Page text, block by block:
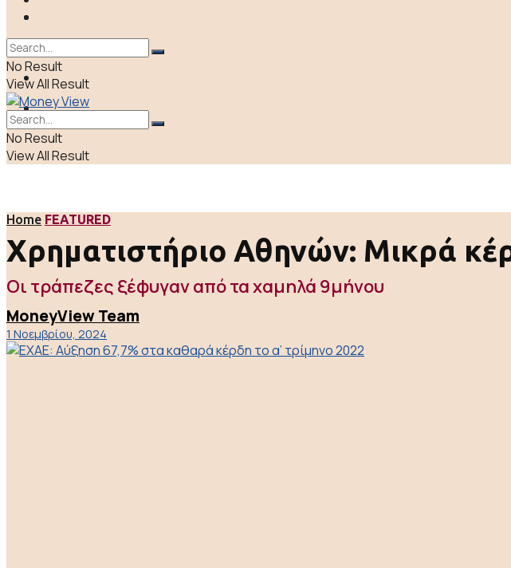
ΕΛΛΑΔΑ
ΑΠΟΨΕΙΣ
LIFE & CULTURE
No Result
View All Result
No Result
View All Result
Home FEATURED
Χρηματιστήριο Αθηνών: Μικρά
Οι τράπεζες ξέφυγαν από τα χαμηλά 9μήνου
MoneyView Team
1 Νοεμβρίου, 2024